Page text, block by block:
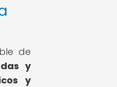
de
y
y